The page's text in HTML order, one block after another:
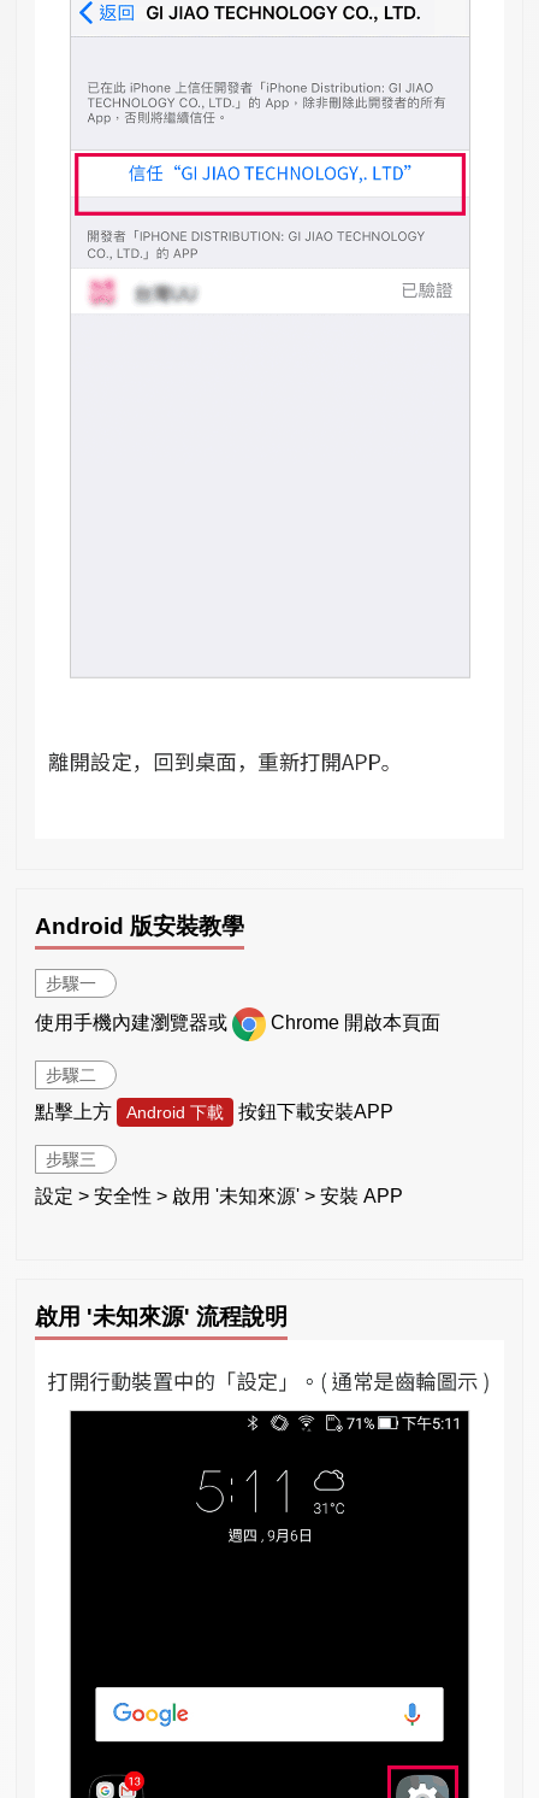
Android 版安裝教學
步驟一
使用手機內建瀏覽器或 Chrome 開啟本頁面
步驟二
點擊上方 Android 下載 按鈕下載安裝APP
步驟三
設定 > 安全性 > 啟用 '未知來源' > 安裝 APP
啟用 '未知來源' 流程說明